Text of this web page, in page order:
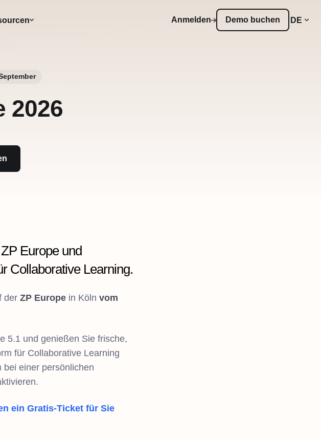
Anmelden Demo buchen DE
2026
Europe und
Collaborative Learning.
der ZP Europe in Köln vom
5.1 und genießen Sie frische,
für Collaborative Learning
einer persönlichen
ein Gratis-Ticket für Sie